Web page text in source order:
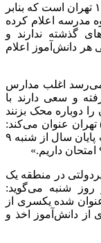
“هستی” پایه نهم مدرسه‌ای دولتی از منطقه ۱۳ تهران است که بنابر
مدرسه اعلام کرده
گذشته ندارند و
هر دانش‌آموز اعلام
می‌رسد اغلب مدارس
و سعی دارند با
دوباره محک بزنند
به طوریکه “ایلیا” دانش‌آموز پایه نهم منطقه ۵ تهران عنوان می‌کند:
«مدرسه برنامه امتحانی ارائه کرده و امتحانات پایان سال از شنبه ۹
در منطقه یک
روز شنبه می‌گوید:
شده یکسری از
از دانش‌آموز اخذ و